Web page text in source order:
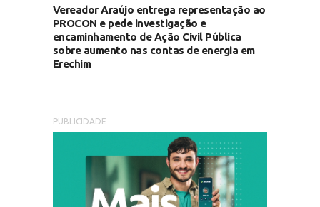
Vereador Araújo entrega representação ao
PROCON e pede investigação e
encaminhamento de Ação Civil Pública
sobre aumento nas contas de energia em
Erechim
PUBLICIDADE